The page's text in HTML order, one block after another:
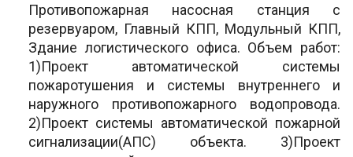
Противопожарная насосная станция с
резервуаром, Главный КПП, Модульный КПП,
Здание логистического офиса. Объем работ:
1)Проект автоматической системы
пожаротушения и системы внутреннего и
наружного противопожарного водопровода.
2)Проект системы автоматической пожарной
сигнализации(АПС) объекта. 3)Проект